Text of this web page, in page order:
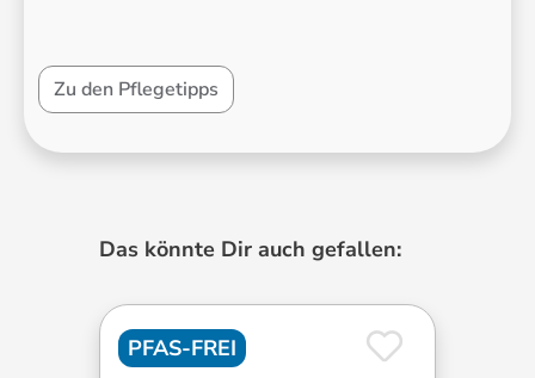
Zu den Pflegetipps
Produktgalerie überspringen
Das könnte Dir auch gefallen:
PFAS-FREI